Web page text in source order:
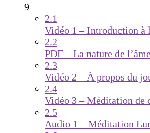
9
2.1
Vidéo 1 – Introduction à
2.2
PDF – La nature de
2.3
Vidéo 2 – À propos du
2.4
Vidéo 3 – Méditation de
2.5
Audio 1 – Méditation